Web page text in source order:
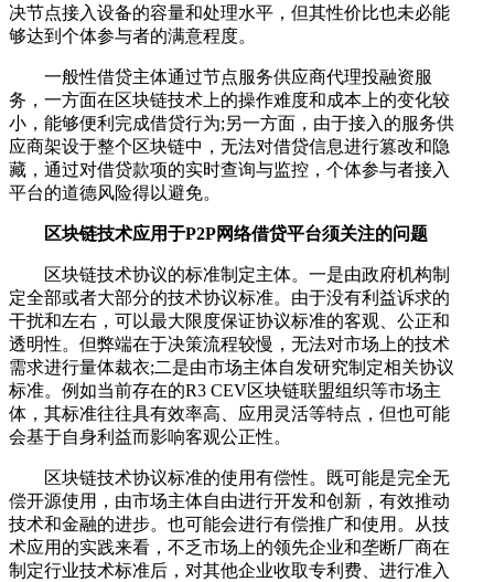
决节点接入设备的容量和处理水平，但其性价比也未必能
够达到个体参与者的满意程度。
一般性借贷主体通过节点服务供应商代理投融资服
务，一方面在区块链技术上的操作难度和成本上的变化较
小，能够便利完成借贷行为;另一方面，由于接入的服务供
应商架设于整个区块链中，无法对借贷信息进行篡改和隐
藏，通过对借贷款项的实时查询与监控，个体参与者接入
平台的道德风险得以避免。
区块链技术应用于P2P网络借贷平台须关注的问题
区块链技术协议的标准制定主体。一是由政府机构制
定全部或者大部分的技术协议标准。由于没有利益诉求的
干扰和左右，可以最大限度保证协议标准的客观、公正和
透明性。但弊端在于决策流程较慢，无法对市场上的技术
需求进行量体裁衣;二是由市场主体自发研究制定相关协议
标准。例如当前存在的R3 CEV区块链联盟组织等市场主
体，其标准往往具有效率高、应用灵活等特点，但也可能
会基于自身利益而影响客观公正性。
区块链技术协议标准的使用有偿性。既可能是完全无
偿开源使用，由市场主体自由进行开发和创新，有效推动
技术和金融的进步。也可能会进行有偿推广和使用。从技
术应用的实践来看，不乏市场上的领先企业和垄断厂商在
制定行业技术标准后，对其他企业收取专利费、进行准入